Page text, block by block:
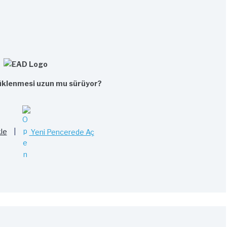
uzun mu sürüyor?
Yeni Pencerede Aç